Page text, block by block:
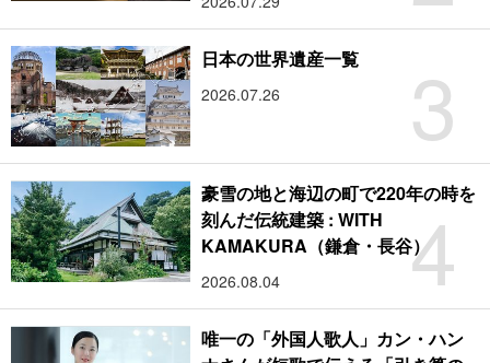
3
日本の世界遺産一覧
2026.07.26
4
豪雪の地と海辺の町で220年の時を
刻んだ伝統建築 : WITH
KAMAKURA（鎌倉・長谷）
2026.08.04
唯一の「外国人歌人」カン・ハン